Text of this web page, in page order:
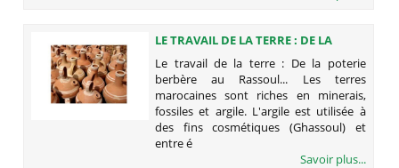
LE TRAVAIL DE LA TERRE : DE LA
POTERIE BERBÈRE AU RASSOUL...
Le travail de la terre : De la poterie
berbère au Rassoul... Les terres
marocaines sont riches en minerais,
fossiles et argile. L'argile est utilisée à
des fins cosmétiques (Ghassoul) et
entre é
Savoir plus...